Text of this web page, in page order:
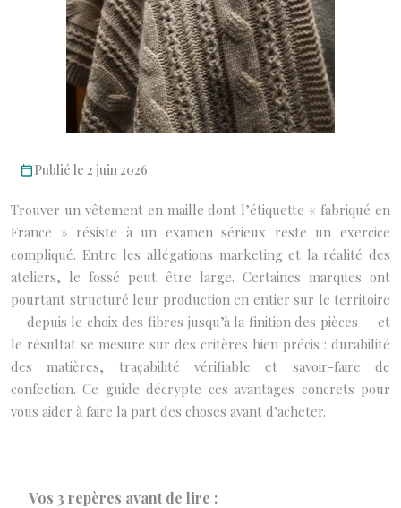
Publié le 2 juin 2026
Trouver un vêtement en maille dont l’étiquette « fabriqué en
France » résiste à un examen sérieux reste un exercice
compliqué. Entre les allégations marketing et la réalité des
ateliers, le fossé peut être large. Certaines marques ont
pourtant structuré leur production en entier sur le territoire
— depuis le choix des fibres jusqu’à la finition des pièces — et
le résultat se mesure sur des critères bien précis : durabilité
des matières, traçabilité vérifiable et savoir-faire de
confection. Ce guide décrypte ces avantages concrets pour
vous aider à faire la part des choses avant d’acheter.
Vos 3 repères avant de lire :